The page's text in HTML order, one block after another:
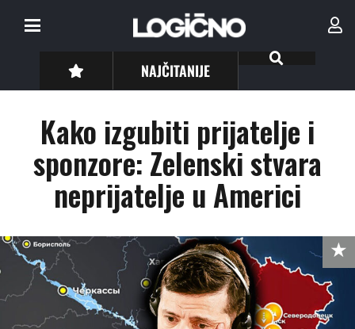
NAJČITANIJE
Kako izgubiti prijatelje i
sponzore: Zelenski stvara
neprijatelje u Americi